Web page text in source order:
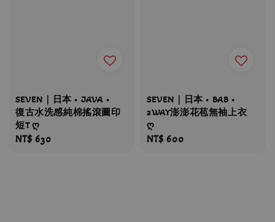
SEVEN｜日本 • JAVA •
復古水洗感純棉搖滾圖印
短T ღ
Regular
NT$ 630
SEVEN｜日本 • BAB •
2WAY澎澎花苞無袖上衣
ღ
Regular
NT$ 600